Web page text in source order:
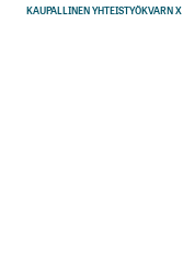
KAUPALLINEN YHTEISTYÖKVARN X